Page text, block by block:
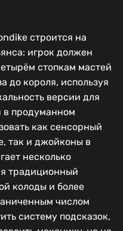
строится на
игрок должен
стопкам мастей
до короля, используя
версии для
в продуманном
как сенсорный
так и джойконы в
несколько
традиционный
колоды и более
числом
систему подсказок,